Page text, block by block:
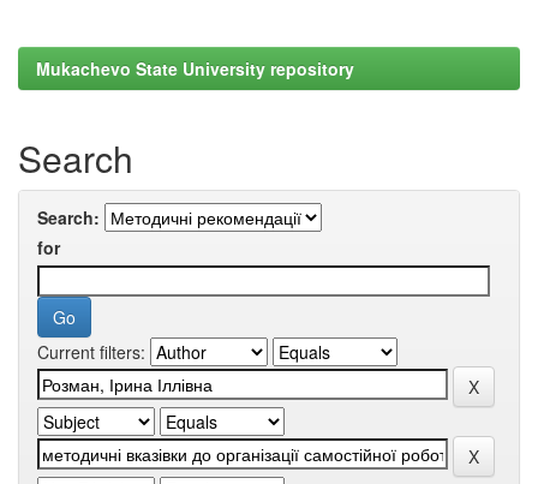
Mukachevo State University repository
Search
Search:
for
Current filters: